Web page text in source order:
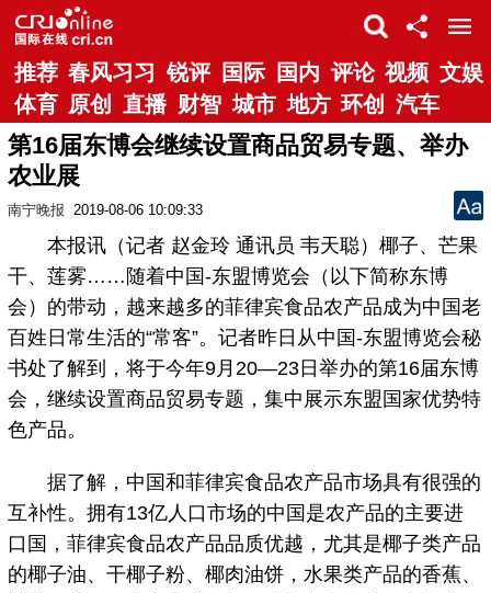
推荐 春风习习 锐评 国际 国内 评论 视频 文娱
体育 原创 直播 财智 城市 地方 环创 汽车
第16届东博会继续设置商品贸易专题、举办
农业展
南宁晚报 2019-08-06 10:09:33
本报讯（记者 赵金玲 通讯员 韦天聪）椰子、芒果
干、莲雾……随着中国-东盟博览会（以下简称东博
会）的带动，越来越多的菲律宾食品农产品成为中国老
百姓日常生活的“常客”。记者昨日从中国-东盟博览会秘
书处了解到，将于今年9月20—23日举办的第16届东博
会，继续设置商品贸易专题，集中展示东盟国家优势特
色产品。
据了解，中国和菲律宾食品农产品市场具有很强的
互补性。拥有13亿人口市场的中国是农产品的主要进
口国，菲律宾食品农产品品质优越，尤其是椰子类产品
的椰子油、干椰子粉、椰肉油饼，水果类产品的香蕉、